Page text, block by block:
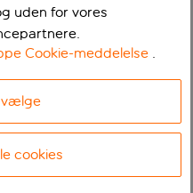
uden for vores
Cookie-meddelelse .
vælge
cookies